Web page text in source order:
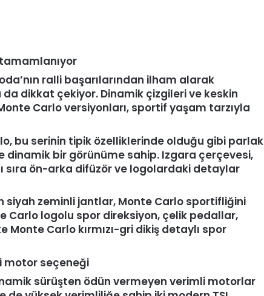
ralli başarılarından ilham alarak
dikkat çekiyor. Dinamik çizgileri ve keskin
Carlo versiyonları, sportif yaşam tarzıyla
bu serinin tipik özelliklerinde olduğu gibi parlak
bir görünüme sahip. Izgara çerçevesi,
sıra ön-arka difüzör ve logolardaki detaylar
siyah zeminli jantlar, Monte Carlo sportifliğini
Carlo logolu spor direksiyon, çelik pedallar,
Carlo kırmızı-gri dikiş detaylı spor
motor seçeneği
sürüşten ödün vermeyen verimli motorlar